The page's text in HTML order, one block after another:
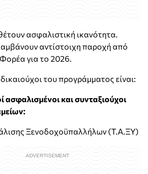
ασφαλιστική ικανότητα.
αντίστοιχη παροχή από
για το 2026.
του προγράμματος είναι:
ασφαλισμένοι και συνταξιούχοι
Ξενοδοχοϋπαλλήλων (Τ.Α.ΞΥ)